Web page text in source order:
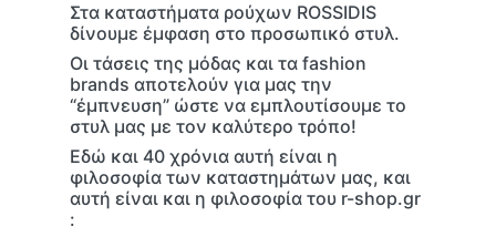
Στα καταστήματα ρούχων ROSSIDIS
δίνουμε έμφαση στο προσωπικό στυλ.
Οι τάσεις της μόδας και τα fashion
brands αποτελούν για μας την
“έμπνευση” ώστε να εμπλουτίσουμε το
στυλ μας με τον καλύτερο τρόπο!
Εδώ και 40 χρόνια αυτή είναι η
φιλοσοφία των καταστημάτων μας, και
αυτή είναι και η φιλοσοφία του r-shop.gr
: